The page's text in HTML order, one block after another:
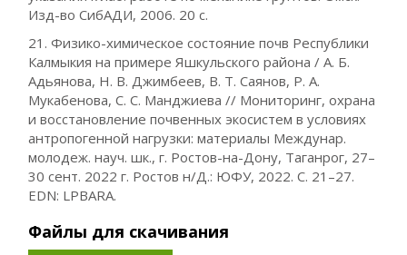
Изд-во СибАДИ, 2006. 20 с.
21. Физико-химическое состояние почв Республики
Калмыкия на примере Яшкульского района / А. Б.
Адьянова, Н. В. Джимбеев, В. Т. Саянов, Р. А.
Мукабенова, С. С. Манджиева // Мониторинг, охрана
и восстановление почвенных экосистем в условиях
антропогенной нагрузки: материалы Междунар.
молодеж. науч. шк., г. Ростов-на-Дону, Таганрог, 27–
30 сент. 2022 г. Ростов н/Д.: ЮФУ, 2022. С. 21–27.
EDN: LPBARA.
Файлы для скачивания